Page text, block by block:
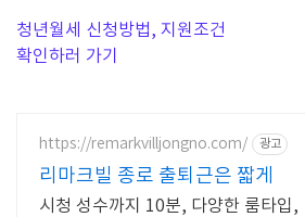
청년월세 신청방법, 지원조건
확인하러 가기
https://remarkvilljongno.com/ 광고
리마크빌 종로 출퇴근은 짧게
시청 성수까지 10분, 다양한 룸타입,